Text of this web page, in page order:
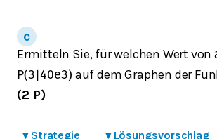
Ermitteln Sie, für welchen Wert von
P(3 40e3) auf dem Graphen der
(2 P)
▾ Strategie ▾ Lösungsvorschlag